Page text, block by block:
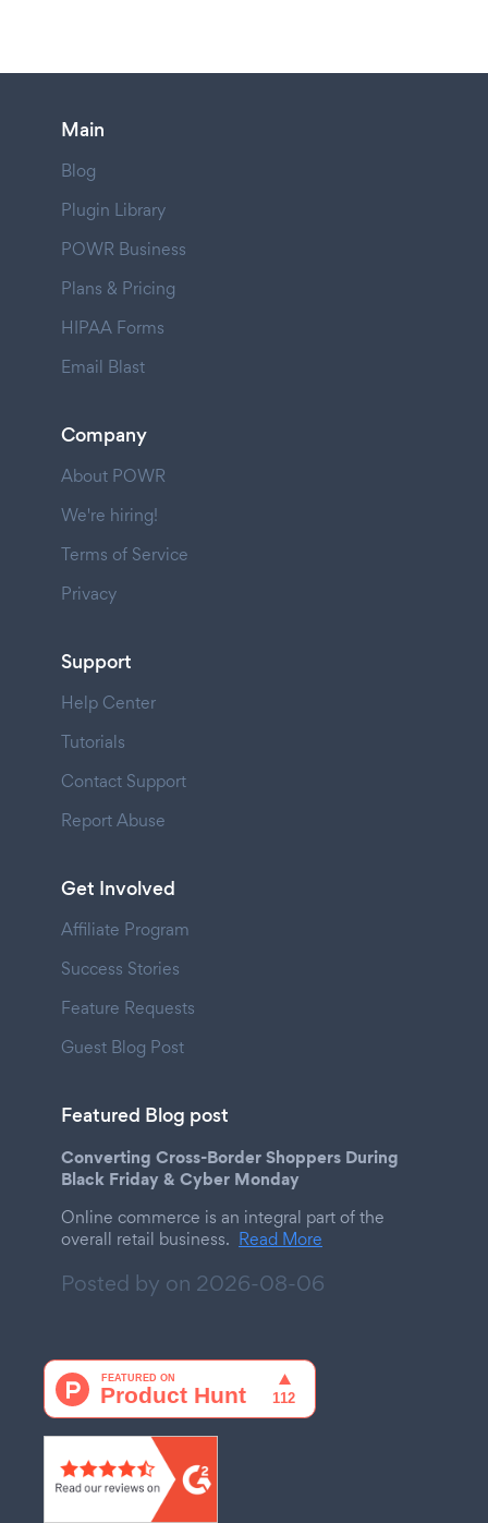
Main
Blog
Plugin Library
POWR Business
Plans & Pricing
HIPAA Forms
Email Blast
Company
About POWR
We're hiring!
Terms of Service
Privacy
Support
Help Center
Tutorials
Contact Support
Report Abuse
Get Involved
Affiliate Program
Success Stories
Feature Requests
Guest Blog Post
Featured Blog post
Converting Cross-Border Shoppers During
Black Friday & Cyber Monday
Online commerce is an integral part of the
overall retail business. Read More
Posted by on 2026-08-06